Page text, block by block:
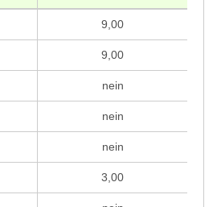
9,00
9,00
nein
nein
nein
3,00